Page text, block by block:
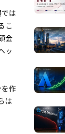
は
こ
金
ッ
作
は